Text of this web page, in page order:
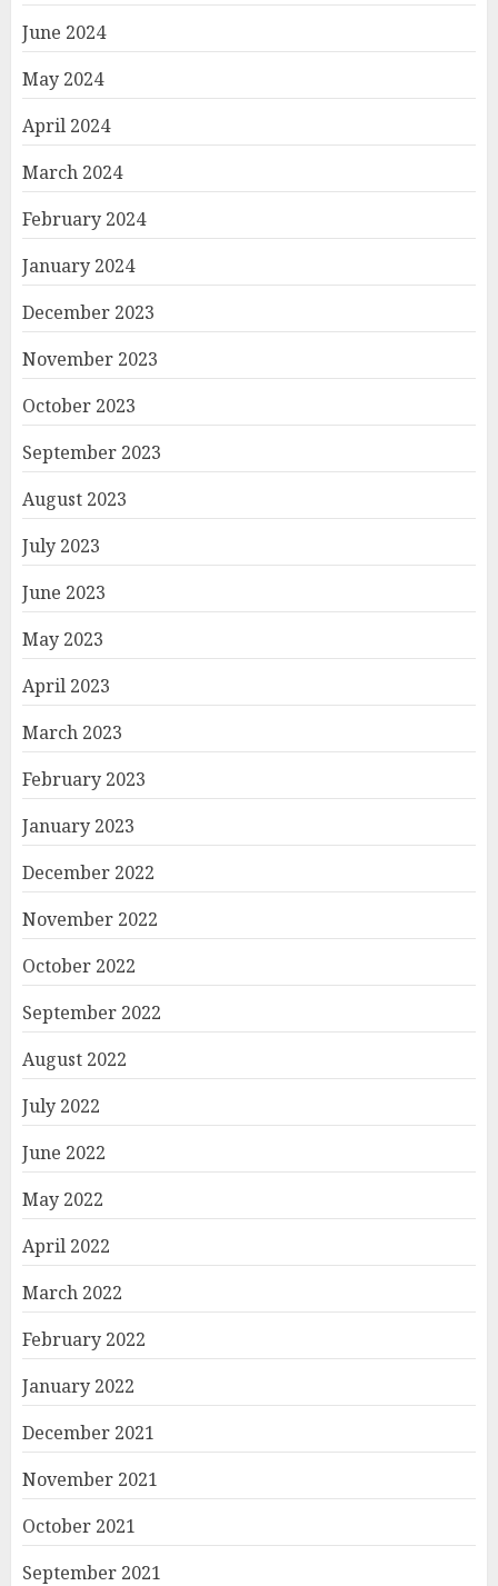
June 2024
May 2024
April 2024
March 2024
February 2024
January 2024
December 2023
November 2023
October 2023
September 2023
August 2023
July 2023
June 2023
May 2023
April 2023
March 2023
February 2023
January 2023
December 2022
November 2022
October 2022
September 2022
August 2022
July 2022
June 2022
May 2022
April 2022
March 2022
February 2022
January 2022
December 2021
November 2021
October 2021
September 2021